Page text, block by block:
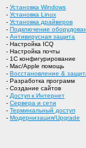
- Установка Windows
- Установка Linux
- Установка драйверов
- Подключение
- Антивирусная защита
- Настройка ICQ
- Настройка почты
- 1С конфигурирование
- Mac/Apple помощь
- Восстановление &
- Разработка программ
- Создание сайтов
- Доступ к Интернет
- Сервера и сети
- Терминальный доступ
- Модернизация/Upgrade